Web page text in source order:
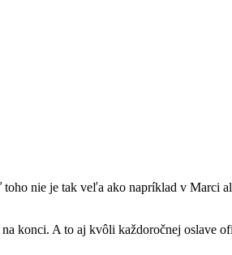
nie je tak veľa ako napríklad v Marci
konci. A to aj kvôli každoročnej oslave